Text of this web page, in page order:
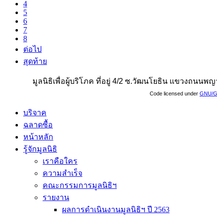
4
5
6
7
8
ต่อไป
สุดท้าย
มูลนิธิเพื่อผู้บริโภค ที่อยู่ 4/2 ซ.วัฒนโยธิน แขวงถนนพญา
Code licensed under GNU/
บริจาค
ฉลาดซื้อ
หน้าหลัก
รู้จักมูลนิธิ
เราคือใคร
ความสำเร็จ
คณะกรรมการมูลนิธิฯ
รายงาน
ผลการดำเนินงานมูลนิธิฯ ปี 2563